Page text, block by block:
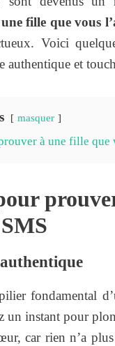
fille que vous
Voici
authentique et
masquer
à une fille que
fondamental
un instant pour
car rien n’a plus